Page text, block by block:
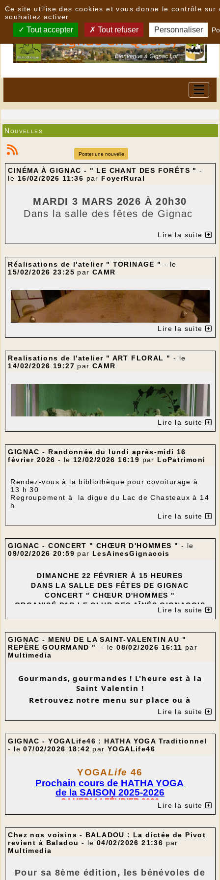
Nouvelles
Poster une nouvelle
CINÉMA À GIGNAC - " LE CHANT DES FORÊTS " -
le 16/02/2026 11:36 par FoyerRural
MARDI 3 MARS 2026 À 20h30
Dans la salle des fêtes de Gignac
Le Foyer rural et CinéLot vous proposent
la projection du film
"LE CHANT DES
FORÊTS"
de Vincent Munier
La séance sera suivie d'un temps d'échanges et
------------------------------------
Tarifs :
Entrée adulte : 6€
Entrée jeunes (- de 25 ans) : 3€
Titulaire de la carte de soutien : 4€ (toutes les
infos sur la carte de soutien à CinéLot )
places pour 18€
Lire la suite
Réalisations de l'atelier " TORINAGE " - le
15/02/2026 23:25 par CAMR
---
Lire la suite
Realisations de l'atelier " ART FLORAL " - le
14/02/2026 19:27 par CAMR
Lire la suite
GIGNAC - Randonnée du lundi après-midi 16
février 2026 - le 12/02/2026 16:19 par LoPatrimoni
Rendez-vous à la bibliothèque pour covoiturage à
13 h 30
Regroupement à la digue du Lac de Chasteaux à 14
h
Parcours : La Digue - Fournet - Le Pierrier - Rignac
Dénivelé positif : 220 m
Possibilité distance : 8 km
Lire la suite
GIGNAC - CONCERT " CHŒUR D'HOMMES " - le
09/02/2026 20:59 par LesAinesGignacois
DIMANCHE 22 FÉVRIER À 15 HEURES
DANS LA SALLE DES FÊTES DE GIGNAC
CONCERT " CHŒUR D'HOMMES "
ORGANISÉ PAR LE CLUB DES AÎNÉS GIGNACOIS
Lire la suite
GIGNAC - MENU DE LA SAINT-VALENTIN AU "
REPÈRE GOURMAND "
- le08/02/2026 16:11 par
Multimedia
Gourmands, gourmandes ! L'heure est à la
Saint Valentin !
Retrouvez notre menu sur place ou à
emporter ( réservations à emporter
maximum vendredi 13 février à 11h )
Ce menu sera disponible samedi 14 février
midi et soir et dimanche 15 février à midi
---
Lire la suite
GIGNAC - YOGALife46 : HATHA YOGA Traditionnel
- le07/02/2026 18:42 par YOGALife46
YOGALife 46
Prochain cours de HATHA YOGA
de la SAISON 2025-2026
SAMEDI 14 FÉVRIER 2026
Béatrice & Benoît, professeurs expérimentés,
dispenseront le cours de
HATHA YOGA Traditionnel, issu d'une lignée indienne.
ASANA (postures) / PRANAYAMA (maîtrise du souffle) /
CHETANASANA (relaxation)
Lire la suite
Chez nos voisins - BALADOU : La dictée de Pivot
revient à Baladou - le 04/02/2026 21:36 par
Multimedia
Pour sa 8ème édition, les bénévoles de
Ce site utilise des cookies et vous donne le contrôle sur
souhaitez activer
Tout accepter Tout refuser Personnaliser